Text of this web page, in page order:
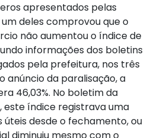
apresentados pelas
deles comprovou que o
não aumentou o índice de
informações dos boletins
pela prefeitura, nos três
anúncio da paralisação, a
46,03%. No boletim da
este índice registrava uma
úteis desde o fechamento, ou